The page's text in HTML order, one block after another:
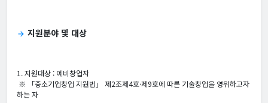
arrow_forward 지원분야 및 대상
1. 지원대상 : 예비창업자
※ 「중소기업창업 지원법」 제2조제4호·제9호에 따른 기술창업을 영위하고자
하는 자